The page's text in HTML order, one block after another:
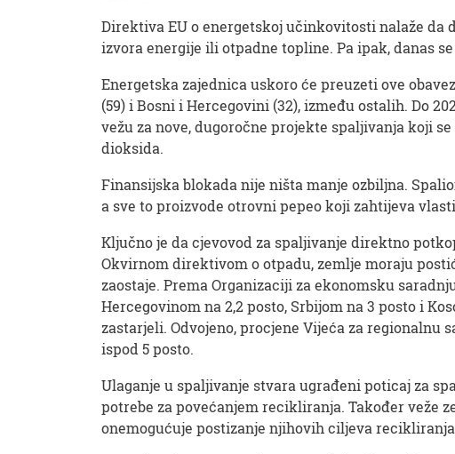
Direktiva EU o energetskoj učinkovitosti nalaže da
izvora energije ili otpadne topline. Pa ipak, danas
Energetska zajednica uskoro će preuzeti ove
(59) i Bosni i Hercegovini (32), između ostalih. Do
vežu za nove, dugoročne projekte spaljivanja koji
dioksida.
Finansijska blokada nije ništa manje ozbiljna.
a sve to proizvode otrovni pepeo koji zahtijeva
Ključno je da cjevovod za spaljivanje direktno
Okvirnom direktivom o otpadu, zemlje moraju
zaostaje. Prema Organizaciji za ekonomsku
Hercegovinom na 2,2 posto, Srbijom na 3 posto i
zastarjeli. Odvojeno, procjene Vijeća za regionalnu
ispod 5 posto.
Ulaganje u spaljivanje stvara ugrađeni poticaj za
potrebe za povećanjem recikliranja. Također veže
onemogućuje postizanje njihovih ciljeva recikliranja